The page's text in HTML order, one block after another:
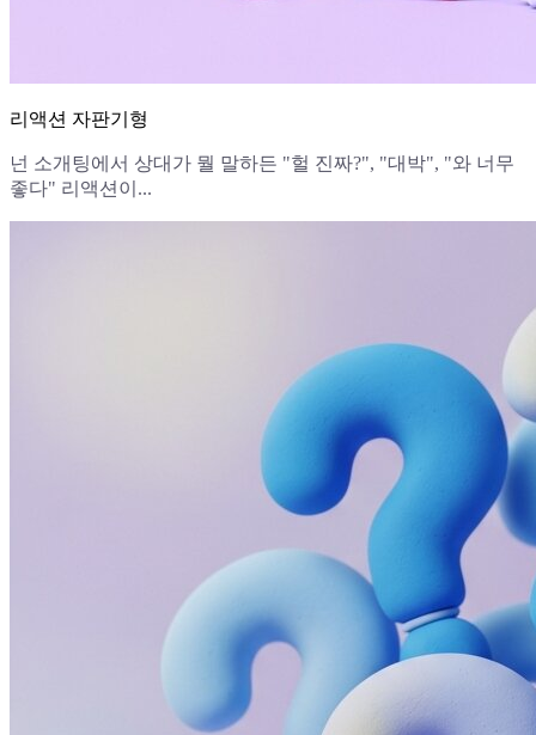
리액션 자판기형
넌 소개팅에서 상대가 뭘 말하든 "헐 진짜?", "대박", "와 너무
좋다" 리액션이...